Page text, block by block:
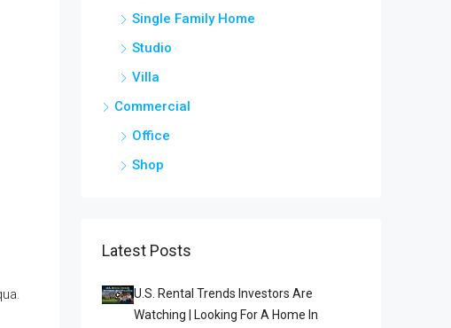
Single Family Home
Studio
Villa
Commercial
Office
Shop
Latest Posts
U.S. Rental Trends Investors Are
Watching | Looking For A Home In